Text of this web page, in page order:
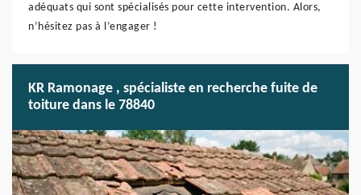
adéquats qui sont spécialisés pour cette intervention. Alors,
n’hésitez pas à l’engager !
KR Ramonage , spécialiste en recherche fuite de
toiture dans le 78840